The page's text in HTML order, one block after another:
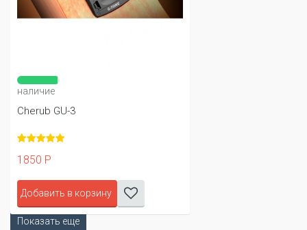
наличие
Cherub GU-3
1850 Р
Добавить в корзину
Показать еще